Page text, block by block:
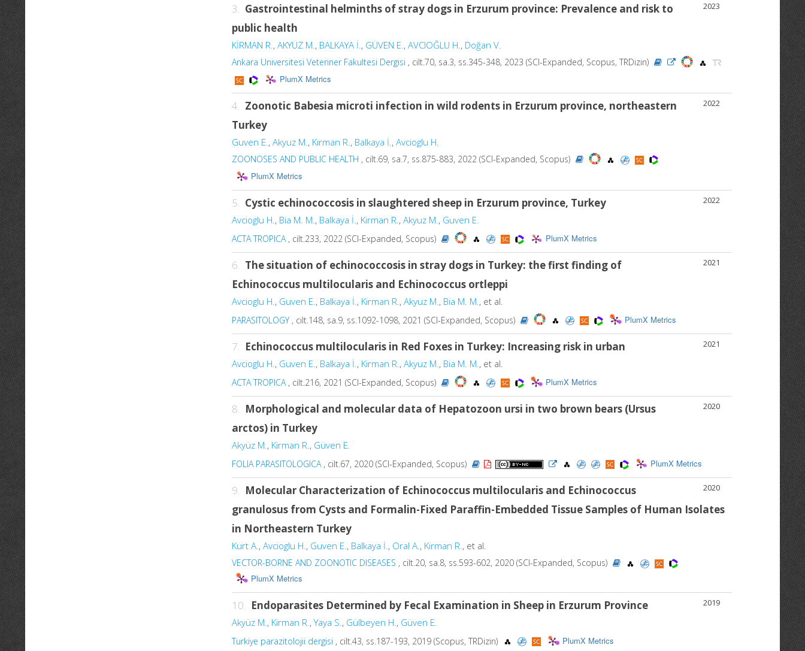
2023
3. Gastrointestinal helminths of stray dogs in Erzurum province: Prevalence and risk to
public health
KİRMAN R., AKYÜZ M., BALKAYA İ., GÜVEN E., AVCIOĞLU H., Doğan V.
Ankara Universitesi Veteriner Fakultesi Dergisi , cilt.70, sa.3, ss.345-348, 2023 (SCI-Expanded, Scopus, TRDizin)
PlumX Metrics
2022
4. Zoonotic Babesia microti infection in wild rodents in Erzurum province, northeastern
Turkey
Guven E., Akyuz M., Kirman R., Balkaya İ., Avcioglu H.
ZOONOSES AND PUBLIC HEALTH , cilt.69, sa.7, ss.875-883, 2022 (SCI-Expanded, Scopus)
PlumX Metrics
2022
5. Cystic echinococcosis in slaughtered sheep in Erzurum province, Turkey
Avcioglu H. , Bia M. M. , Balkaya İ. , Kirman R. , Akyuz M. , Guven E.
ACTA TROPICA , cilt.233, 2022 (SCI-Expanded, Scopus) PlumX Metrics
2021
6. The situation of echinococcosis in stray dogs in Turkey: the first finding of
Echinococcus multilocularis and Echinococcus ortleppi
Avcioglu H. , Guven E. , Balkaya İ. , Kirman R. , Akyuz M. , Bia M. M. , et al.
PARASITOLOGY , cilt.148, sa.9, ss.1092-1098, 2021 (SCI-Expanded, Scopus) PlumX Metrics
2021
7. Echinococcus multilocularis in Red Foxes in Turkey: Increasing risk in urban
Avcioglu H. , Guven E. , Balkaya İ. , Kirman R. , Akyuz M. , Bia M. M. , et al.
ACTA TROPICA , cilt.216, 2021 (SCI-Expanded, Scopus) PlumX Metrics
2020
8. Morphological and molecular data of Hepatozoon ursi in two brown bears (Ursus
arctos) in Turkey
Akyüz M. , Kirman R. , Güven E.
FOLIA PARASITOLOGICA , cilt.67, 2020 (SCI-Expanded, Scopus) PlumX Metrics
2020
9. Molecular Characterization of Echinococcus multilocularis and Echinococcus
granulosus from Cysts and Formalin-Fixed Paraffin-Embedded Tissue Samples of Human Isolates
in Northeastern Turkey
Kurt A. , Avcioglu H. , Guven E. , Balkaya İ. , Oral A. , Kirman R. , et al.
VECTOR-BORNE AND ZOONOTIC DISEASES , cilt.20, sa.8, ss.593-602, 2020 (SCI-Expanded, Scopus)
PlumX Metrics
2019
10. Endoparasites Determined by Fecal Examination in Sheep in Erzurum Province
Akyüz M. , Kirman R. ,Yaya S. , Gülbeyen H. , Güven E.
Turkiye parazitolojii dergisi , cilt.43, ss.187-193, 2019 (Scopus, TRDizin) PlumX Metrics